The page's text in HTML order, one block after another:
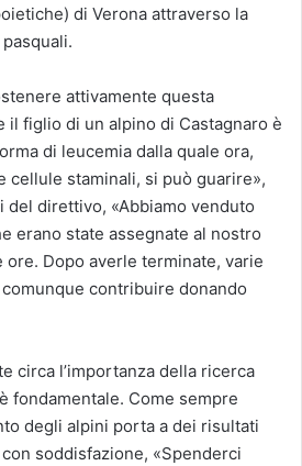
di Verona attraverso la
attivamente questa
il figlio di un alpino di Castagnaro è
di leucemia dalla quale ora,
cellule staminali, si può guarire»,
del direttivo, «Abbiamo venduto
erano state assegnate al nostro
Dopo averle terminate, varie
contribuire donando
circa l’importanza della ricerca
fondamentale. Come sempre
degli alpini porta a dei risultati
soddisfazione, «Spenderci